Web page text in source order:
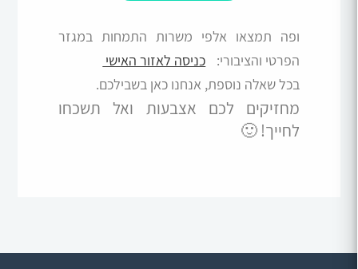
ופה תמצאו אלפי משרות התמחות במגזר
הפרטי והציבורי:
כניסה לאזור האישי
בכל שאלה נוספת, אנחנו כאן בשבילכם.
מחזיקים לכם אצבעות ואל תשכחו
לחייך! 🙂